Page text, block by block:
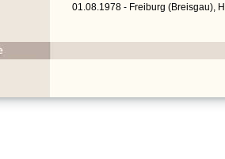
01.08.1978 - Freiburg (Breisgau),